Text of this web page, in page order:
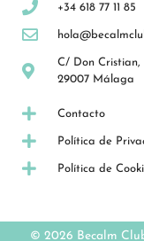
+34 618 77 11 85
C/ Don Cristian,
29007 Málaga
Contacto
Política de
Política de
© 2026 Becalm